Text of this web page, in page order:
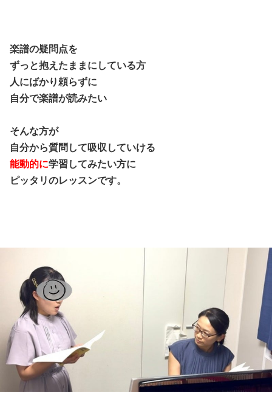
楽譜の疑問点を
ずっと抱えたままにしている方
人にばかり頼らずに
自分で楽譜が読みたい
そんな方が
自分から質問して吸収していける
能動的に学習してみたい方に
ピッタリのレッスンです。